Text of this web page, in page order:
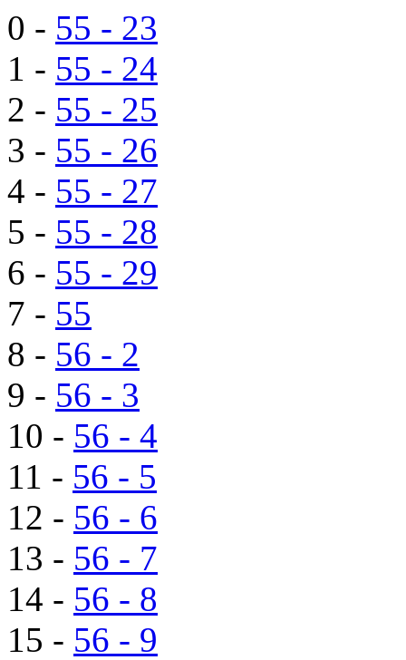
0 - 55 - 23
1 - 55 - 24
2 - 55 - 25
3 - 55 - 26
4 - 55 - 27
5 - 55 - 28
6 - 55 - 29
7 - 55
8 - 56 - 2
9 - 56 - 3
10 - 56 - 4
11 - 56 - 5
12 - 56 - 6
13 - 56 - 7
14 - 56 - 8
15 - 56 - 9